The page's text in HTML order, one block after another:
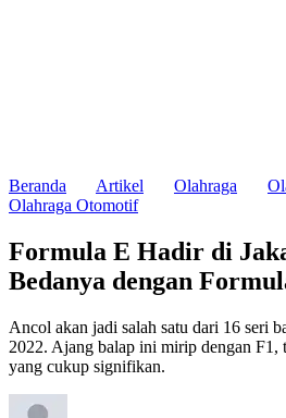
Beranda Artikel Olahraga
Olahraga Otomotif
Formula E Hadir di
Bedanya dengan
Ancol akan jadi salah satu dari 16 seri
2022. Ajang balap ini mirip dengan F1,
yang cukup signifikan.